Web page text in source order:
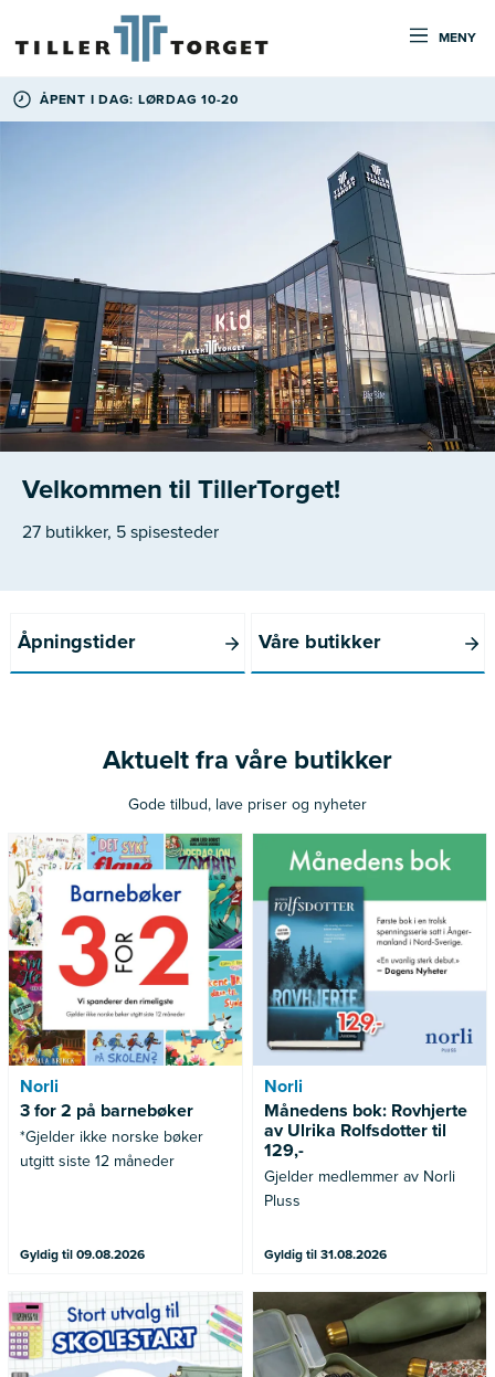
MENY
ÅPENT I DAG: LØRDAG 10-20
Velkommen til TillerTorget!
27 butikker, 5 spisesteder
Åpningstider Våre butikker
Aktuelt fra våre butikker
Gode tilbud, lave priser og nyheter
Norli
3 for 2 på barnebøker
*Gjelder ikke norske bøker
utgitt siste 12 måneder
Gyldig til 09.08.2026
*Gjelder ikke norske bøker
utgitt siste 12 måneder
Norli
Månedens bok: Rovhjerte
av Ulrika Rolfsdotter til
129,-
Gjelder medlemmer av Norli
Pluss
Gyldig til 31.08.2026
Gjelder medlemmer av Norli
Gjelder merkede varer
Gjelder ikke allerede nedsatte
varer